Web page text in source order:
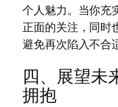
个人魅力。当你充
正面的关注，同时
避免再次陷入不合
四、展望未
拥抱